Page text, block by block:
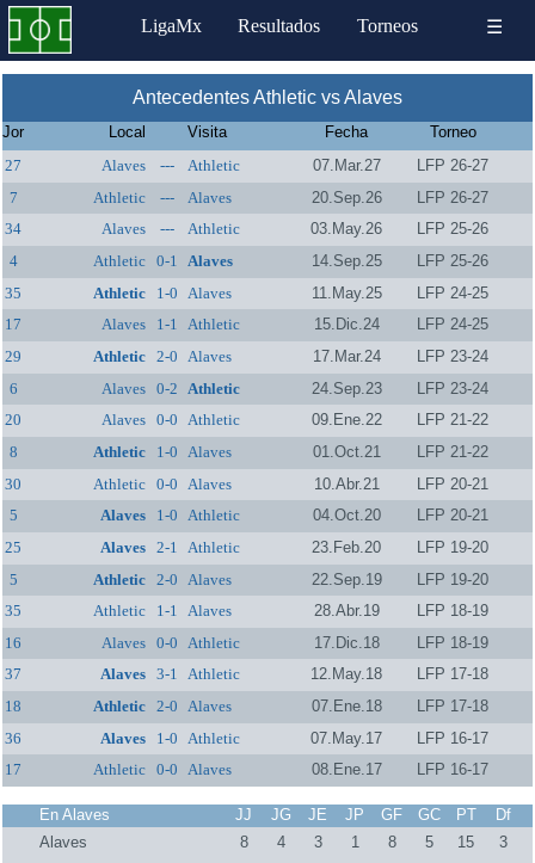
LigaMx Resultados Torneos ☰
Antecedentes Athletic vs Alaves
Jor Local Visita Fecha
Torneo
27
Alaves --- Athletic 07.Mar.27
LFP 26-27
7
Athletic --- Alaves 20.Sep.26
LFP 26-27
34
Alaves --- Athletic 03.May.26
LFP 25-26
4
Athletic 0-1 Alaves 14.Sep.25
LFP 25-26
35
Athletic 1-0 Alaves 11.May.25
LFP 24-25
17
Alaves 1-1 Athletic 15.Dic.24
LFP 24-25
29
Athletic 2-0 Alaves 17.Mar.24
LFP 23-24
6
Alaves 0-2 Athletic 24.Sep.23
LFP 23-24
20
Alaves 0-0 Athletic 09.Ene.22
LFP 21-22
8
Athletic 1-0 Alaves 01.Oct.21
LFP 21-22
30
Athletic 0-0 Alaves 10.Abr.21
LFP 20-21
5
Alaves 1-0 Athletic 04.Oct.20
LFP 20-21
25
Alaves 2-1 Athletic 23.Feb.20
LFP 19-20
5
Athletic 2-0 Alaves 22.Sep.19
LFP 19-20
35
Athletic 1-1 Alaves 28.Abr.19
LFP 18-19
16
Alaves 0-0 Athletic 17.Dic.18
LFP 18-19
37
Alaves 3-1 Athletic 12.May.18
LFP 17-18
18
Athletic 2-0 Alaves 07.Ene.18
LFP 17-18
36
Alaves 1-0 Athletic 07.May.17
LFP 16-17
17
Athletic 0-0 Alaves 08.Ene.17 LFP 16-17
En Alaves JJ JG JE JP GF GC PT
Df
Alaves
8 4 3 1 8 5 15
3